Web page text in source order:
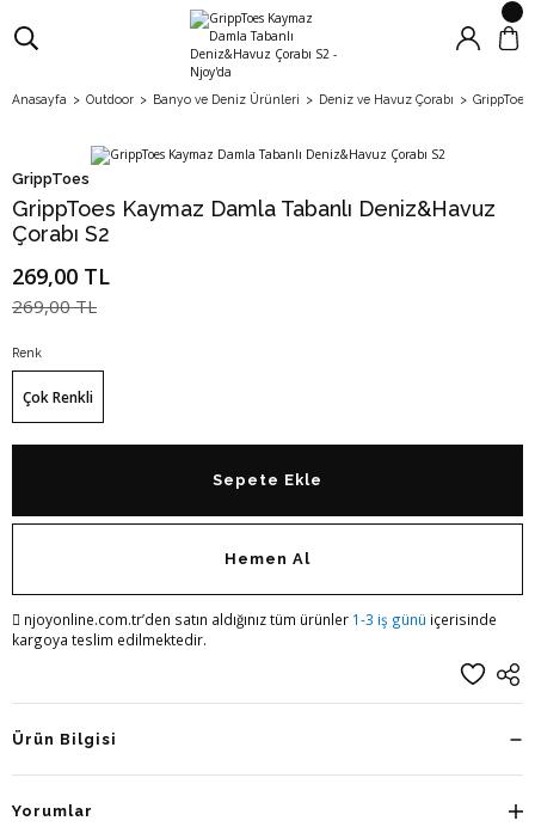
Anasayfa Outdoor Banyo ve Deniz Ürünleri Deniz ve Havuz Çorabı
GrippToes
GrippToes Kaymaz Damla Tabanlı Deniz&Havuz
Çorabı S2
269,00 TL
269,00 TL
Renk
Çok Renkli
Sepete Ekle
Hemen Al
njoyonline.com.tr’den satın aldığınız tüm ürünler 1-3 iş günü içerisinde
kargoya teslim edilmektedir.
Ürün Bilgisi
Yorumlar